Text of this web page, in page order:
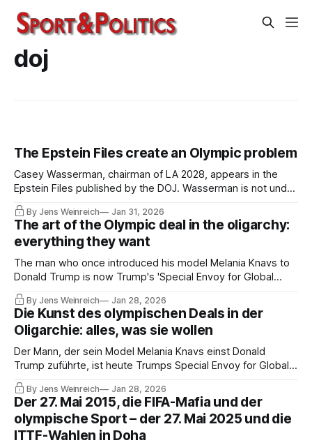
doj
The Epstein Files create an Olympic problem
Casey Wasserman, chairman of LA 2028, appears in the
Epstein Files published by the DOJ. Wasserman is not under
investigation, but moral questions arise that the Olympic
movement cannot avoid. Two IOC members are also
named in the documents. The latter is a different matter
from the Wasserman case.
By Jens Weinreich Jan 31, 2026
The art of the Olympic deal in the oligarchy:
everything they want
The man who once introduced his model Melania Knavs to
Donald Trump is now Trump's 'Special Envoy for Global
Partnerships' with growing influence in the Olympic world.
His current partner holds positions in three Olympic
federations, while the mother of his son was deported by
ICE.
By Jens Weinreich Jan 28, 2026
Die Kunst des olympischen Deals in der
Oligarchie: alles, was sie wollen
Der Mann, der sein Model Melania Knavs einst Donald
Trump zuführte, ist heute Trumps Special Envoy for Global
Partnerships mit wachsendem Einfluss in der olympischen
Welt. Seine aktuelle Partnerin hat Funktionen in drei Sport-
Weltverbänden, während die Mutter seines Sohnes von ICE
deportiert wurde.
By Jens Weinreich Jan 28, 2026
Der 27. Mai 2015, die FIFA-Mafia und der
olympische Sport – der 27. Mai 2025 und die
ITTF-Wahlen in Doha